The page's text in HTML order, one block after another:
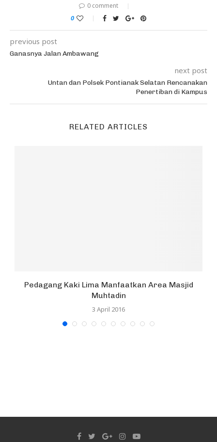
0 comment
0
previous post
Ganasnya Jalan Ambawang
next post
Untan dan Polsek Pontianak Selatan Rencanakan
Penertiban di Kampus
RELATED ARTICLES
Pedagang Kaki Lima Manfaatkan Area Masjid
Muhtadin
3 April 2016